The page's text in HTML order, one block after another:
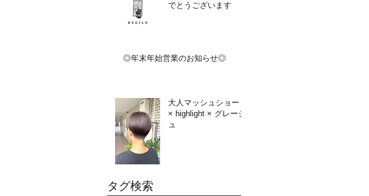
でとうございます
◎年末年始営業のお知らせ◎
大人マッシュショート
× highlight × グレージ
ュ
タグ検索